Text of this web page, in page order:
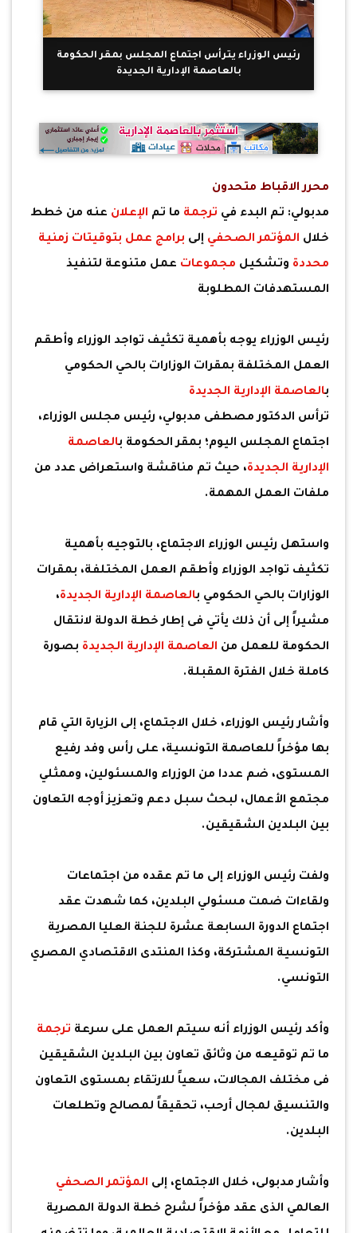
رئيس الوزراء يترأس اجتماع المجلس بمقر الحكومة
بالعاصمة الإدارية الجديدة
محرر الاقباط متحدون
مدبولي: تم البدء في ترجمة ما تم الإعلان عنه من خطط
خلال المؤتمر الصحفي إلى برامج عمل بتوقيتات زمنية
محددة وتشكيل مجموعات عمل متنوعة لتنفيذ
المستهدفات المطلوبة
رئيس الوزراء يوجه بأهمية تكثيف تواجد الوزراء وأطقم
العمل المختلفة بمقرات الوزارات بالحي الحكومي
بالعاصمة الإدارية الجديدة
ترأس الدكتور مصطفى مدبولي، رئيس مجلس الوزراء،
اجتماع المجلس اليوم؛ بمقر الحكومة بالعاصمة
الإدارية الجديدة، حيث تم مناقشة واستعراض عدد من
ملفات العمل المهمة.
واستهل رئيس الوزراء الاجتماع، بالتوجيه بأهمية
تكثيف تواجد الوزراء وأطقم العمل المختلفة، بمقرات
الوزارات بالحي الحكومي بالعاصمة الإدارية الجديدة،
مشيراً إلى أن ذلك يأتي فى إطار خطة الدولة لانتقال
الحكومة للعمل من العاصمة الإدارية الجديدة بصورة
كاملة خلال الفترة المقبلة.
وأشار رئيس الوزراء، خلال الاجتماع، إلى الزيارة التي قام
بها مؤخراً للعاصمة التونسية، على رأس وفد رفيع
المستوى، ضم عددا من الوزراء والمسئولين، وممثلي
مجتمع الأعمال، لبحث سبل دعم وتعزيز أوجه التعاون
بين البلدين الشقيقين.
ولفت رئيس الوزراء إلى ما تم عقده من اجتماعات
ولقاءات ضمت مسئولي البلدين، كما شهدت عقد
اجتماع الدورة السابعة عشرة للجنة العليا المصرية
التونسية المشتركة، وكذا المنتدى الاقتصادي المصري
التونسي.
وأكد رئيس الوزراء أنه سيتم العمل على سرعة ترجمة
ما تم توقيعه من وثائق تعاون بين البلدين الشقيقين
فى مختلف المجالات، سعياً للارتقاء بمستوى التعاون
والتنسيق لمجال أرحب، تحقيقاً لمصالح وتطلعات
البلدين.
وأشار مدبولى، خلال الاجتماع، إلى المؤتمر الصحفي
العالمي الذى عقد مؤخراً لشرح خطة الدولة المصرية